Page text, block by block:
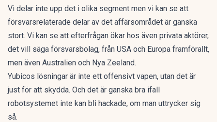
Vi delar inte upp det i olika segment men vi kan se att
försvarsrelaterade delar av det affärsområdet är ganska
stort. Vi kan se att efterfrågan ökar hos även privata aktörer,
det vill säga försvarsbolag, från USA och Europa framförallt,
men även Australien och Nya Zeeland.
Yubicos lösningar är inte ett offensivt vapen, utan det är
just för att skydda. Och det är ganska bra ifall
robotsystemet inte kan bli hackade, om man uttrycker sig
så.